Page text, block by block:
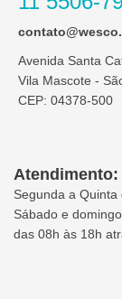
Avenida Santa
Vila Mascote -
CEP: 04378-500
Atendimento:
Segunda a
Sábado e
das 08h às 18h